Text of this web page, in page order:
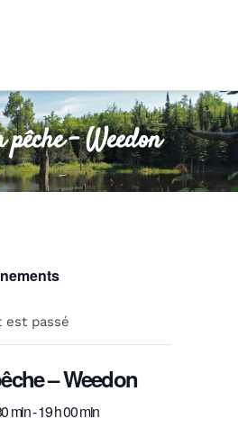
– Weedon
est passé
– Weedon
min-19 h 00 min